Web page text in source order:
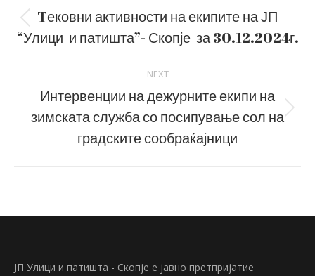
navigation
Previous
post:
Tековни активности на екипите на ЈП
“Улици и патишта”- Скопје за 30.12.2024г.
NEXT
Next
post:
Интервенции на дежурните екипи на
зимската служба со посипување сол на
градските сообраќајници
ЈП Улици и патишта - Скопје е јавно претпријатие